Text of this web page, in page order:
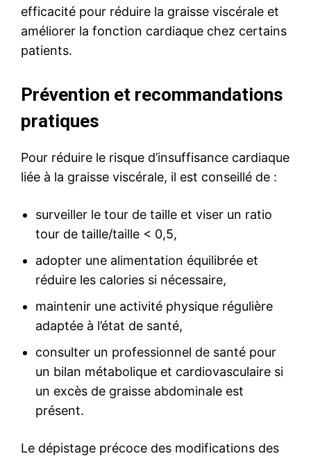
efficacité pour réduire la graisse viscérale et
améliorer la fonction cardiaque chez certains
patients.
Prévention et recommandations
pratiques
Pour réduire le risque d’insuffisance cardiaque
liée à la graisse viscérale, il est conseillé de :
surveiller le tour de taille et viser un ratio
tour de taille/taille < 0,5,
adopter une alimentation équilibrée et
réduire les calories si nécessaire,
maintenir une activité physique régulière
adaptée à l’état de santé,
consulter un professionnel de santé pour
un bilan métabolique et cardiovasculaire si
un excès de graisse abdominale est
présent.
Le dépistage précoce des modifications des